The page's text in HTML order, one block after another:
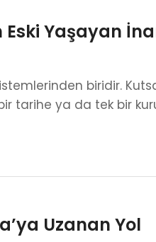
Eski Yaşayan
biridir.
bir tarihe ya da tek bir
Uzanan Yol